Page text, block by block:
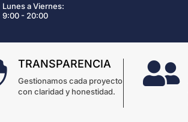
Lunes a Viernes:
9:00 - 20:00
TRANSPARENCIA
Gestionamos cada proyecto
con claridad y honestidad.
